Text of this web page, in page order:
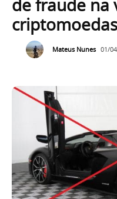
de fraude na
criptomoedas
Mateus Nunes 01/